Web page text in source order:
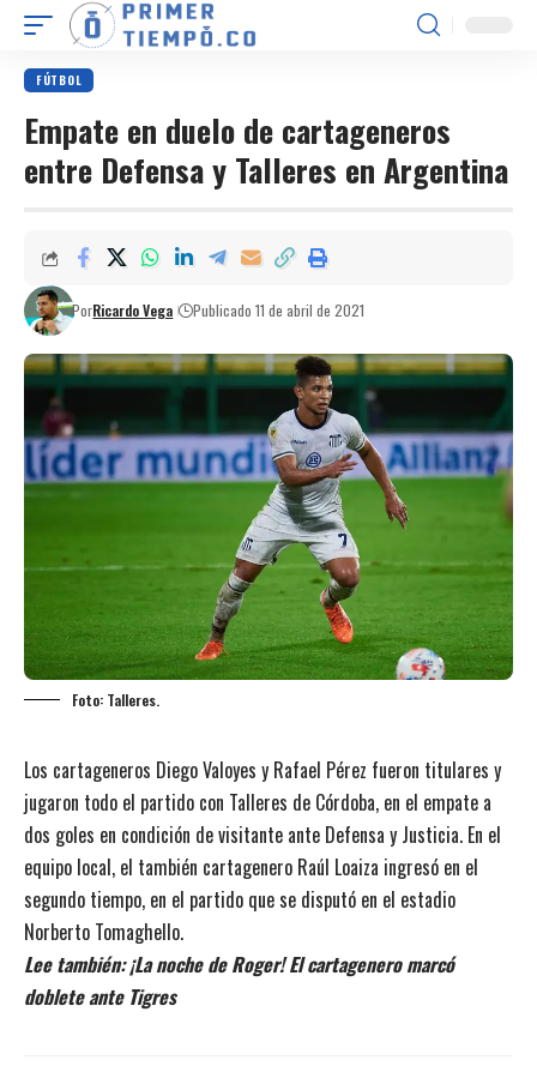
FÚTBOL
Empate en duelo de cartageneros
entre Defensa y Talleres en Argentina
PorRicardo Vega Publicado 11 de abril de 2021
Foto: Talleres.
Los cartageneros Diego Valoyes y Rafael Pérez fueron titulares y
jugaron todo el partido con Talleres de Córdoba, en el empate a
dos goles en condición de visitante ante Defensa y Justicia. En el
equipo local, el también cartagenero Raúl Loaiza ingresó en el
segundo tiempo, en el partido que se disputó en el estadio
Norberto Tomaghello.
Lee también:¡La noche de Roger! El cartagenero marcó
doblete ante Tigres